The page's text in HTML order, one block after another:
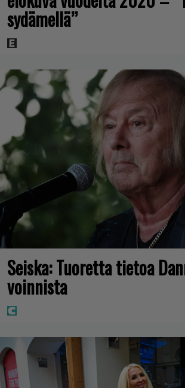
sydämellä”
Seiska: Tuoretta tietoa
voinnista